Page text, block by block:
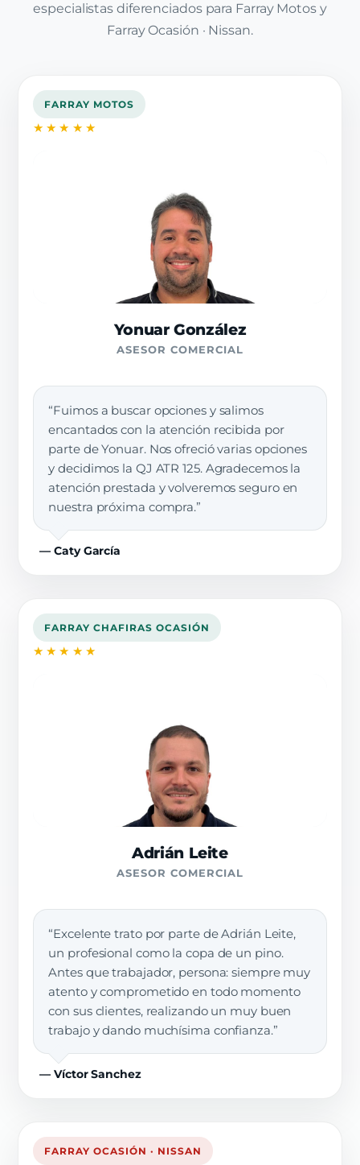
especialistas diferenciados para Farray Motos y
Farray Ocasión · Nissan.
FARRAY MOTOS
★★★★★
Yonuar González
ASESOR COMERCIAL
“Fuimos a buscar opciones y salimos
encantados con la atención recibida por
parte de Yonuar. Nos ofreció varias opciones
y decidimos la QJ ATR 125. Agradecemos la
atención prestada y volveremos seguro en
nuestra próxima compra.”
— Caty García
FARRAY CHAFIRAS OCASIÓN
★★★★★
Adrián Leite
ASESOR COMERCIAL
“Excelente trato por parte de Adrián Leite,
un profesional como la copa de un pino.
Antes que trabajador, persona: siempre muy
atento y comprometido en todo momento
con sus clientes, realizando un muy buen
trabajo y dando muchísima confianza.”
— Víctor Sanchez
FARRAY OCASIÓN · NISSAN